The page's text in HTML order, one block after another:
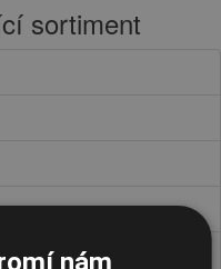
sortiment
nám